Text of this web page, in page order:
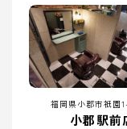
福岡県小郡市祇園
小郡駅前